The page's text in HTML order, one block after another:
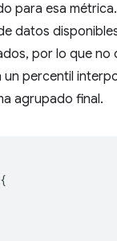
para esa
datos
por lo que no
un percentil
agrupado final.
{